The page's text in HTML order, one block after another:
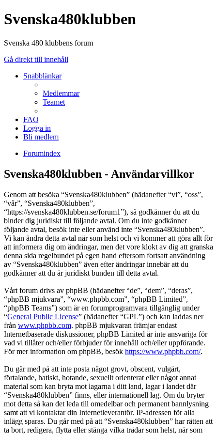
Svenska480klubben
Svenska 480 klubbens forum
Gå direkt till innehåll
Snabblänkar
Medlemmar
Teamet
FAQ
Logga in
Bli medlem
Forumindex
Svenska480klubben - Användarvillkor
Genom att besöka “Svenska480klubben” (hädanefter “vi”, “oss”,
“vår”, “Svenska480klubben”,
“https://svenska480klubben.se/forum1”), så godkänner du att du
binder dig juridiskt till följande avtal. Om du inte godkänner
följande avtal, besök inte eller använd inte “Svenska480klubben”.
Vi kan ändra detta avtal när som helst och vi kommer att göra allt för
att informera dig om ändringar, men det vore klokt av dig att granska
denna sida regelbundet på egen hand eftersom fortsatt användning
av “Svenska480klubben” även efter ändringar innebär att du
godkänner att du är juridiskt bunden till detta avtal.
Vårt forum drivs av phpBB (hädanefter “de”, “dem”, “deras”,
“phpBB mjukvara”, “www.phpbb.com”, “phpBB Limited”,
“phpBB Teams”) som är en forumprogramvara tillgänglig under
“General Public License” (hädanefter “GPL”) och kan laddas ner
från www.phpbb.com. phpBB mjukvaran främjar endast
Internetbaserade diskussioner, phpBB Limited är inte ansvariga för
vad vi tillåter och/eller förbjuder för innehåll och/eller uppförande.
För mer information om phpBB, besök https://www.phpbb.com/.
Du går med på att inte posta något grovt, obscent, vulgärt,
förtalande, hatiskt, hotande, sexuellt orienterat eller något annat
material som kan bryta mot lagarna i ditt land, lagar i landet där
“Svenska480klubben” finns, eller internationell lag. Om du bryter
mot detta så kan det leda till omedelbar och permanent bannlysning
samt att vi kontaktar din Internetleverantör. IP-adressen för alla
inlägg sparas. Du går med på att “Svenska480klubben” har rätten att
ta bort, redigera, flytta eller stänga vilka trådar som helst, när som